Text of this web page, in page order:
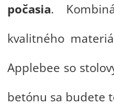
počasia.
kvalitného
Applebee so
betónu sa budete